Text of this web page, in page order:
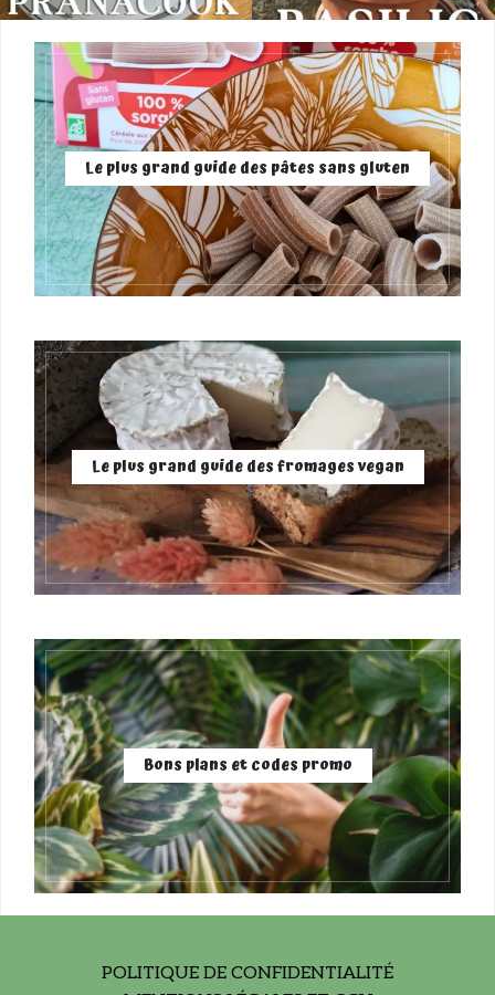
Le plus grand guide des pâtes sans gluten
Le plus grand guide des fromages vegan
Bons plans et codes promo
POLITIQUE DE CONFIDENTIALITÉ